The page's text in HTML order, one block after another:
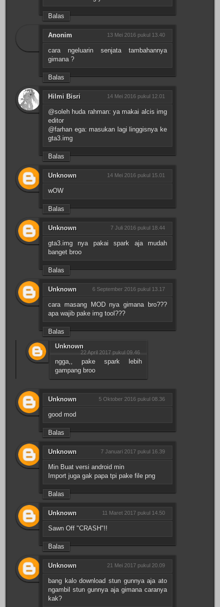
Balas
Anonim 13 Mei 2016 pukul 13.40
cara ngeluarin senjata tambahannya
gimana ?
Balas
Hilmi Bisri 14 Mei 2016 pukul 12.01
@soleh huda rahman: ya makai alcis img
editor
@farhan ega: masukan lagi linggisnya ke
gta3.img
Balas
Unknown 14 Mei 2016 pukul 15.01
wOW
Balas
Unknown 7 Juli 2016 pukul 18.44
gta3.img nya pakai spark aja mudah
banget broo
Balas
Unknown 6 September 2016 pukul 13.17
cara masang MOD nya gimana bro???
apa wajib pake img tool???
Balas
Unknown
22 April 2017 pukul 09.46
ngga,, pake spark lebih
gampang broo
Unknown 5 Oktober 2016 pukul 08.36
good mod
Balas
Unknown 7 Januari 2017 pukul 16.39
Min Buat versi android min
Import juga gak papa tpi pake file png
Balas
Unknown 11 Maret 2017 pukul 14.50
Sawn Off "CRASH"!!
Balas
Unknown 21 Mei 2017 pukul 20.09
bang kalo download stun gunnya aja ato
ngambil stun gunnya aja gimana caranya
kak?